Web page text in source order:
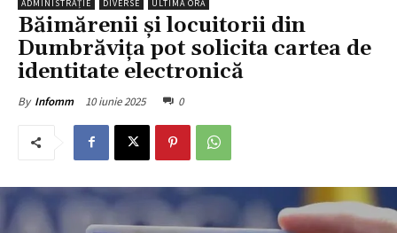
ADMINISTRAȚIE DIVERSE ULTIMA ORĂ
Băimărenii și locuitorii din
Dumbrăvița pot solicita cartea de
identitate electronică
By Infomm 10 iunie 2025 0